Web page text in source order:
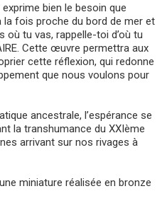
bien le besoin que
fois proche du bord de mer et
où tu vas, rappelle-toi d’où tu
Cette œuvre permettra aux
cette réflexion, qui redonne
que nous voulons pour
ancestrale, l’espérance se
la transhumance du XXIème
arrivant sur nos rivages à
miniature réalisée en bronze